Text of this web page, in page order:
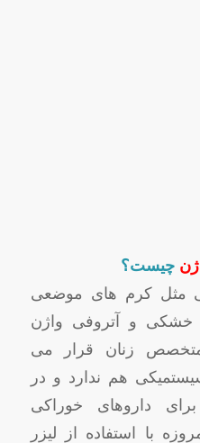
چیست؟
مثل کرم های موضعی
خشکی و آتروفی واژن
متخصص زنان قرار می
هم ندارد و در
داروهای خوراکی
با استفاده از لیزر